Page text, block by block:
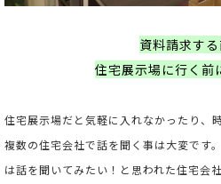
資料請求する
住宅展示場に行く前
住宅展示場だと気軽に入れなかったり、
複数の住宅会社で話を聞く事は大変です
は話を聞いてみたい！と思われた住宅会